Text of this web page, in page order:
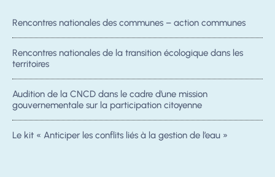
Rencontres nationales des communes – action communes
Rencontres nationales de la transition écologique dans les
territoires
Audition de la CNCD dans le cadre d’une mission
gouvernementale sur la participation citoyenne
Le kit « Anticiper les conflits liés à la gestion de l’eau »